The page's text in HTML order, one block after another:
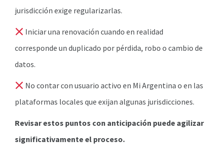
jurisdicción exige regularizarlas.
Iniciar una renovación cuando en realidad
corresponde un duplicado por pérdida, robo o cambio de
datos.
No contar con usuario activo en Mi Argentina o en las
plataformas locales que exijan algunas jurisdicciones.
Revisar estos puntos con anticipación puede agilizar
significativamente el proceso.